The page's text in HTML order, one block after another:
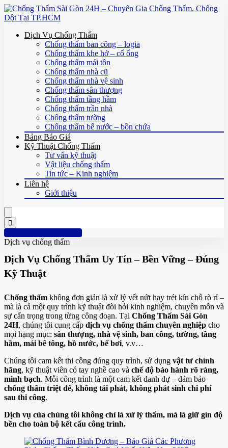
Dịch Vụ Chống Thấm
Chống thấm ban công – logia
Chống thấm khe hở – cổ ống
Chống thấm mái tôn
Chống thấm nhà cũ
Chống thấm nhà vệ sinh
Chống thấm sân thượng
Chống thấm tầng hầm
Chống thấm trần nhà
Chống thấm tường
Chống thấm bể nước – bồn chứa
Bảng Báo Giá
Kỹ Thuật Chống Thấm
Tư vấn kỹ thuật
Vật liệu chống thấm
Tin tức – Kinh nghiệm
Liên hệ
Giới thiệu
Hotline: 0961 894 472
Dịch vụ chống thấm
Dịch Vụ Chống Thấm Uy Tín – Bền Vững – Đúng
Kỹ Thuật
Chống thấm không đơn giản là xử lý vết nứt hay trét kín chỗ rò rỉ –
mà là cả một quy trình kỹ thuật đòi hỏi kinh nghiệm, chuyên môn và
sự cẩn trọng trong từng công đoạn. Tại Chống Thấm Sài Gòn
24H, chúng tôi cung cấp dịch vụ chống thấm chuyên nghiệp cho
mọi hạng mục: sân thượng, nhà vệ sinh, ban công, tường, tầng
hầm, mái bê tông, hồ nước, bể bơi, v.v…
Chúng tôi cam kết thi công đúng quy trình, sử dụng vật tư chính
hãng, kỹ thuật viên có tay nghề cao và chế độ bảo hành rõ ràng,
minh bạch. Mỗi công trình là một cam kết danh dự – đảm bảo
chống thấm triệt để, không tái phát, không phát sinh chi phí
sau thi công.
Dịch vụ của chúng tôi không chỉ là xử lý thấm, mà là giữ gìn độ
bền cho toàn bộ kết cấu công trình.